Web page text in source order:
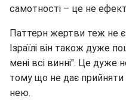
самотності – це не
Паттерн жертви теж не є
Ізраїлі він також дуже
мені всі винні". Це
тому що не дає прийняти
нею.